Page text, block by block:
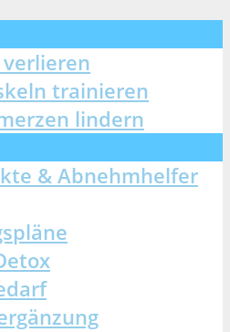
trainieren
lindern
& Abnehmhelfer